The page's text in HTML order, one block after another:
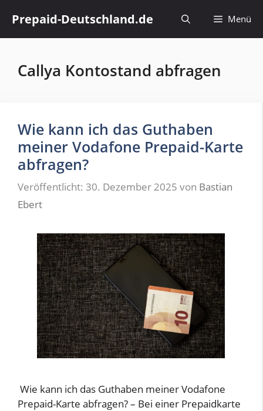
Inhalt
springen
Prepaid-Deutschland.de Menü
Callya Kontostand abfragen
Wie kann ich das Guthaben
meiner Vodafone Prepaid-Karte
abfragen?
Veröffentlicht: 30. Dezember 2025 von Bastian
Ebert
Wie kann ich das Guthaben meiner Vodafone
Prepaid-Karte abfragen? – Bei einer Prepaidkarte